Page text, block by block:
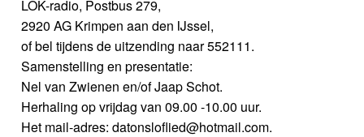
LOK-radio, Postbus 279,
2920 AG Krimpen aan den IJssel,
of bel tijdens de uitzending naar 552111.
Samenstelling en presentatie:
Nel van Zwienen en/of Jaap Schot.
Herhaling op vrijdag van 09.00 -10.00 uur.
Het mail-adres: datonsloflied@hotmail.com.